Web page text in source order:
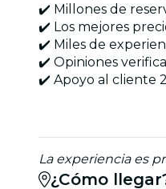
✔️ Millones de
✔️ Los mejores
✔️ Miles de
✔️ Opiniones
✔️ Apoyo al cliente
La experiencia es
¿Cómo